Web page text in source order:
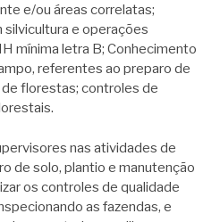
e/ou áreas correlatas;
e operações
mínima letra B; Conhecimento
referentes ao preparo de
florestas; controles de
nas atividades de
de solo, plantio e manutenção
os controles de qualidade
as fazendas, e